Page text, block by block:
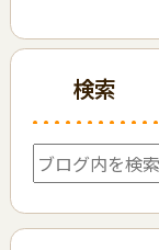
検索